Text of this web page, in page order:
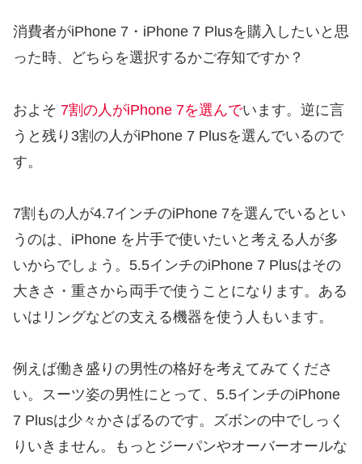
消費者がiPhone 7・iPhone 7 Plusを購入したいと思
った時、どちらを選択するかご存知ですか？
およそ 7割の人がiPhone 7を選んでいます。逆に言
うと残り3割の人がiPhone 7 Plusを選んでいるので
す。
7割もの人が4.7インチのiPhone 7を選んでいるとい
うのは、iPhone を片手で使いたいと考える人が多
いからでしょう。5.5インチのiPhone 7 Plusはその
大きさ・重さから両手で使うことになります。ある
いはリングなどの支える機器を使う人もいます。
例えば働き盛りの男性の格好を考えてみてくださ
い。スーツ姿の男性にとって、5.5インチのiPhone
7 Plusは少々かさばるのです。ズボンの中でしっく
りいきません。もっとジーパンやオーバーオールな